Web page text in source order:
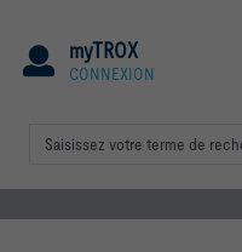
myTROX
CONNEXION